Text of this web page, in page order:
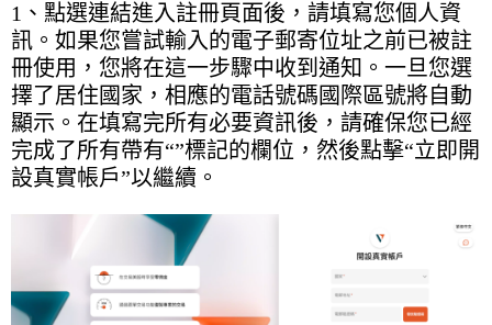
1、點選連結進入註冊頁面後，請填寫您個人資
訊。如果您嘗試輸入的電子郵寄位址之前已被註
冊使用，您將在這一步驟中收到通知。一旦您選
擇了居住國家，相應的電話號碼國際區號將自動
顯示。在填寫完所有必要資訊後，請確保您已經
完成了所有帶有“”標記的欄位，然後點擊“立即開
設真實帳戶”以繼續。